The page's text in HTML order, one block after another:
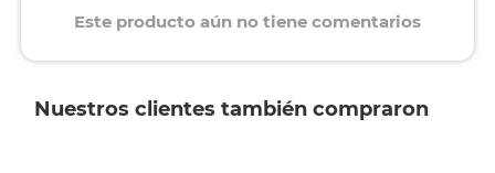
Este producto aún no tiene comentarios
Nuestros clientes también compraron